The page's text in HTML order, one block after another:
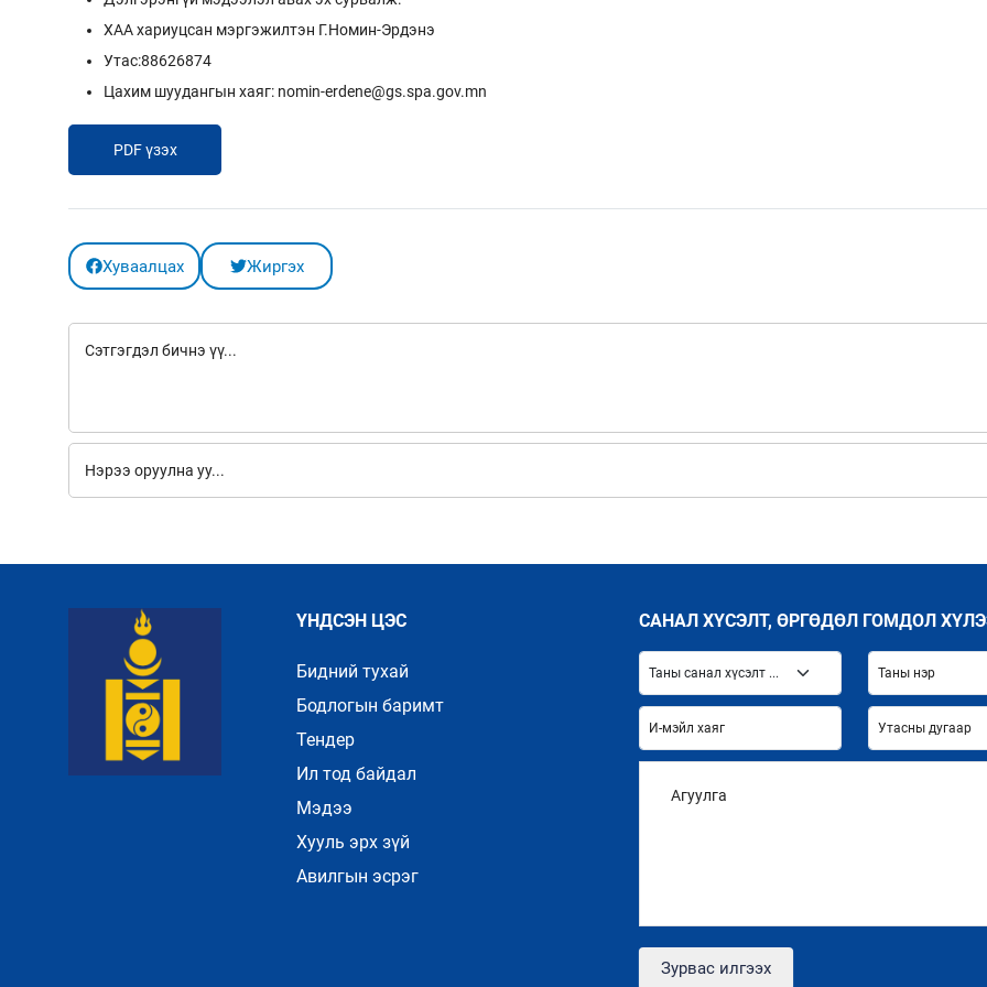
ХАА хариуцсан мэргэжилтэн Г.Номин-Эрдэнэ
Утас:88626874
Цахим шуудангын хаяг: nomin-erdene@gs.spa.gov.mn
PDF үзэх
Хуваалцах Жиргэх
ҮНДСЭН ЦЭС
Бидний тухай
Бодлогын баримт
Тендер
Ил тод байдал
Мэдээ
Хууль эрх зүй
Авилгын эсрэг
САНАЛ ХҮСЭЛТ, ӨРГӨДӨЛ ГОМДОЛ
Зурвас илгээх